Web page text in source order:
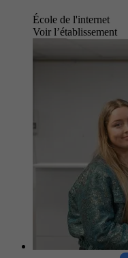
École de l'internet
Voir l’établissement